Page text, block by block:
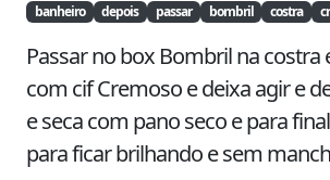
banheiro depois passar bombril costra
Passar no box Bombril na costra
com cif Cremoso e deixa agir e
e seca com pano seco e para
para ficar brilhando e sem